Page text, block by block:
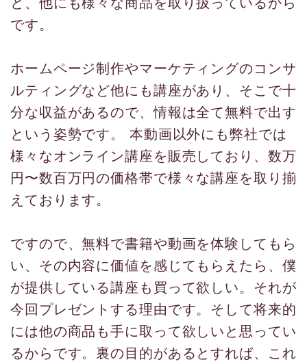
です。
ホームページ制作やマーケティングのコンサ
ルティングなど他にも講座があり、そこで十
分な収益があるので、情報は全て無料で出す
という姿勢です。 本動画以外にも弊社では
様々なオンライン講座を販売しており、数万
円〜数百万円の価格帯で様々な講座を取り揃
えております。
ですので、無料で書籍や動画を体験してもら
い、その内容に価値を感じてもらえたら、僕
が提供している講座も買って欲しい。それが
今回プレゼントする理由です。そして将来的
には他の商品も手に取って欲しいと思ってい
るからです。裏の目的があるとすれば、これ